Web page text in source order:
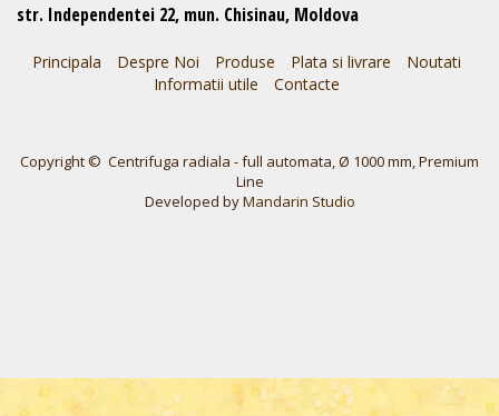
str. Independentei 22, mun. Chisinau, Moldova
Principala Despre Noi Produse Plata si livrare
Noutati
Informatii utile
Contacte
Copyright © Centrifuga radiala - full аutomata, Ø 1000 mm, Premium
Line
Developed byMandarin Studio